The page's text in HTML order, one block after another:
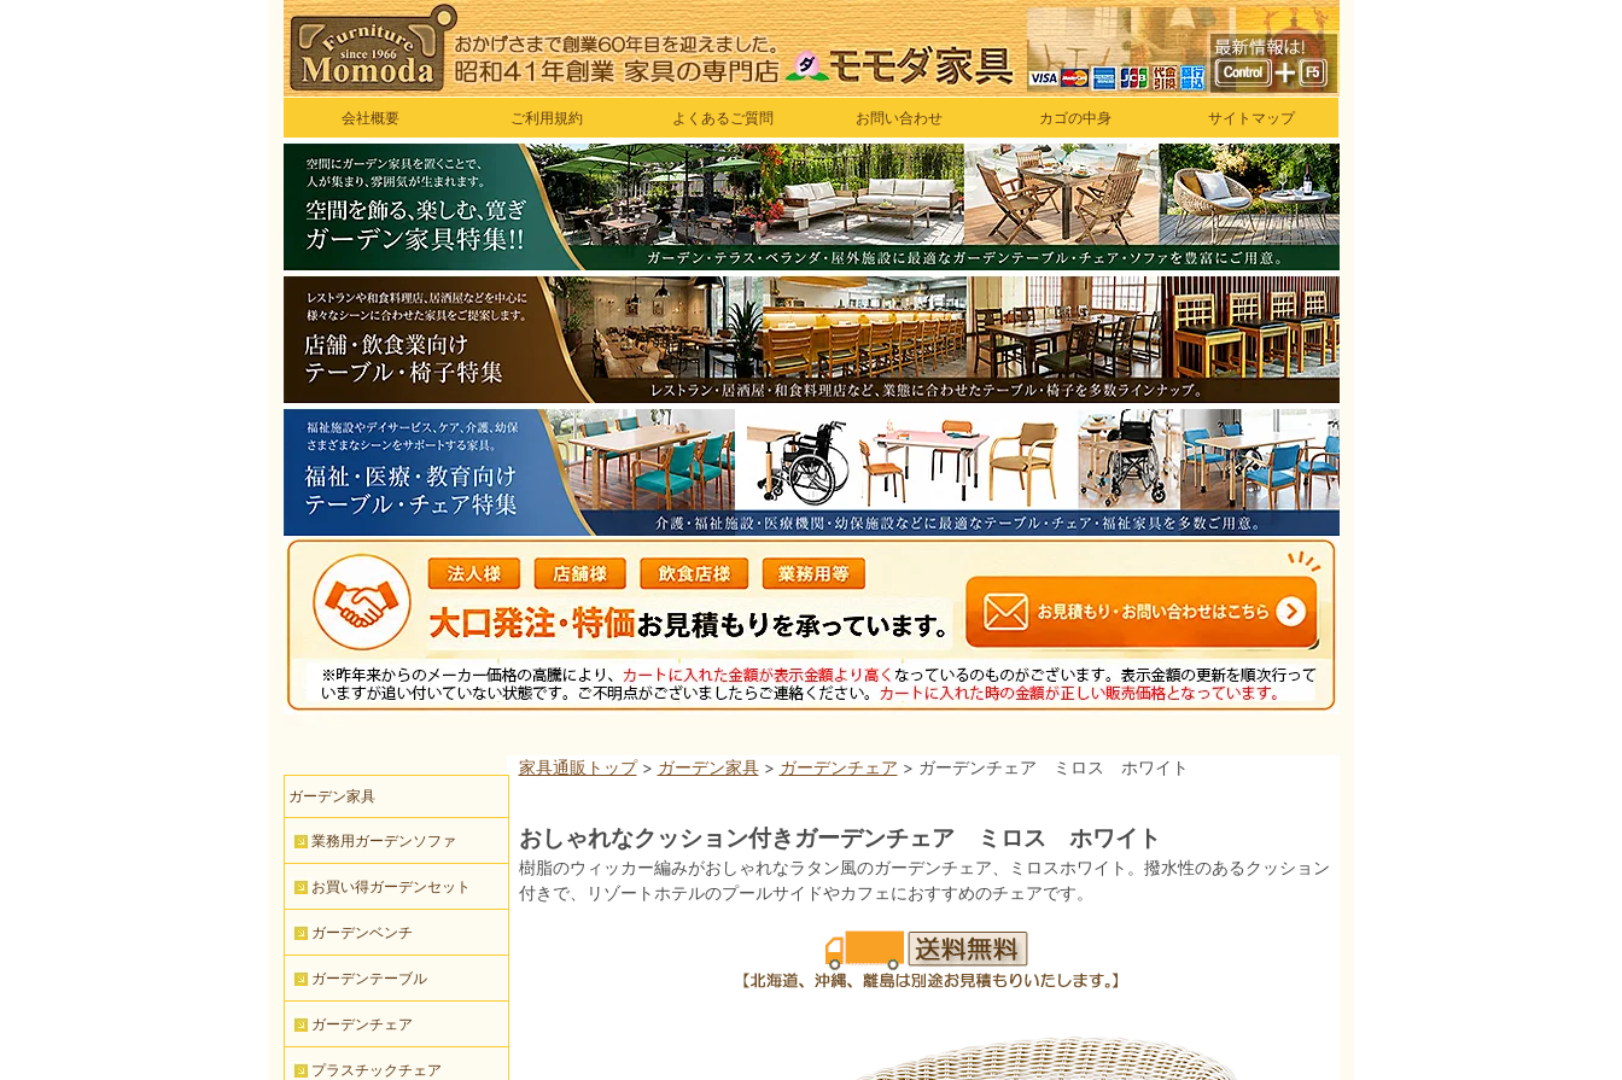
会社概要 ご利用規約 よくあるご質問 お問い合わせ カゴの中身 サイトマップ
家具通販トップ> ガーデン家具> ガーデンチェア > ガーデンチェア ミロス ホワイト
おしゃれなクッション付きガーデンチェア ミロス ホワイト
樹脂のウィッカー編みがおしゃれなラタン風のガーデンチェア、ミロスホワイト。撥水性のあるクッション
付きで、リゾートホテルのプールサイドやカフェにおすすめのチェアです。
ガーデン家具
業務用ガーデンソファ
お買い得ガーデンセット
ガーデンベンチ
ガーデンテーブル
ガーデンチェア
プラスチックチェア